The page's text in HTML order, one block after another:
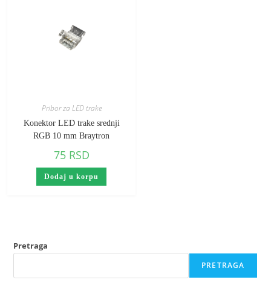
Pribor za LED trake
Konektor LED trake srednji
RGB 10 mm Braytron
75 RSD
Dodaj u korpu
Pretraga
PRETRAGA